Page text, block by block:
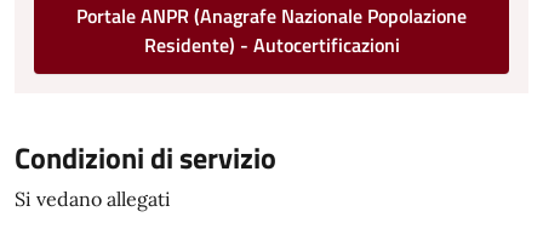
Portale ANPR (Anagrafe Nazionale Popolazione
Residente) - Autocertificazioni
Condizioni di servizio
Si vedano allegati